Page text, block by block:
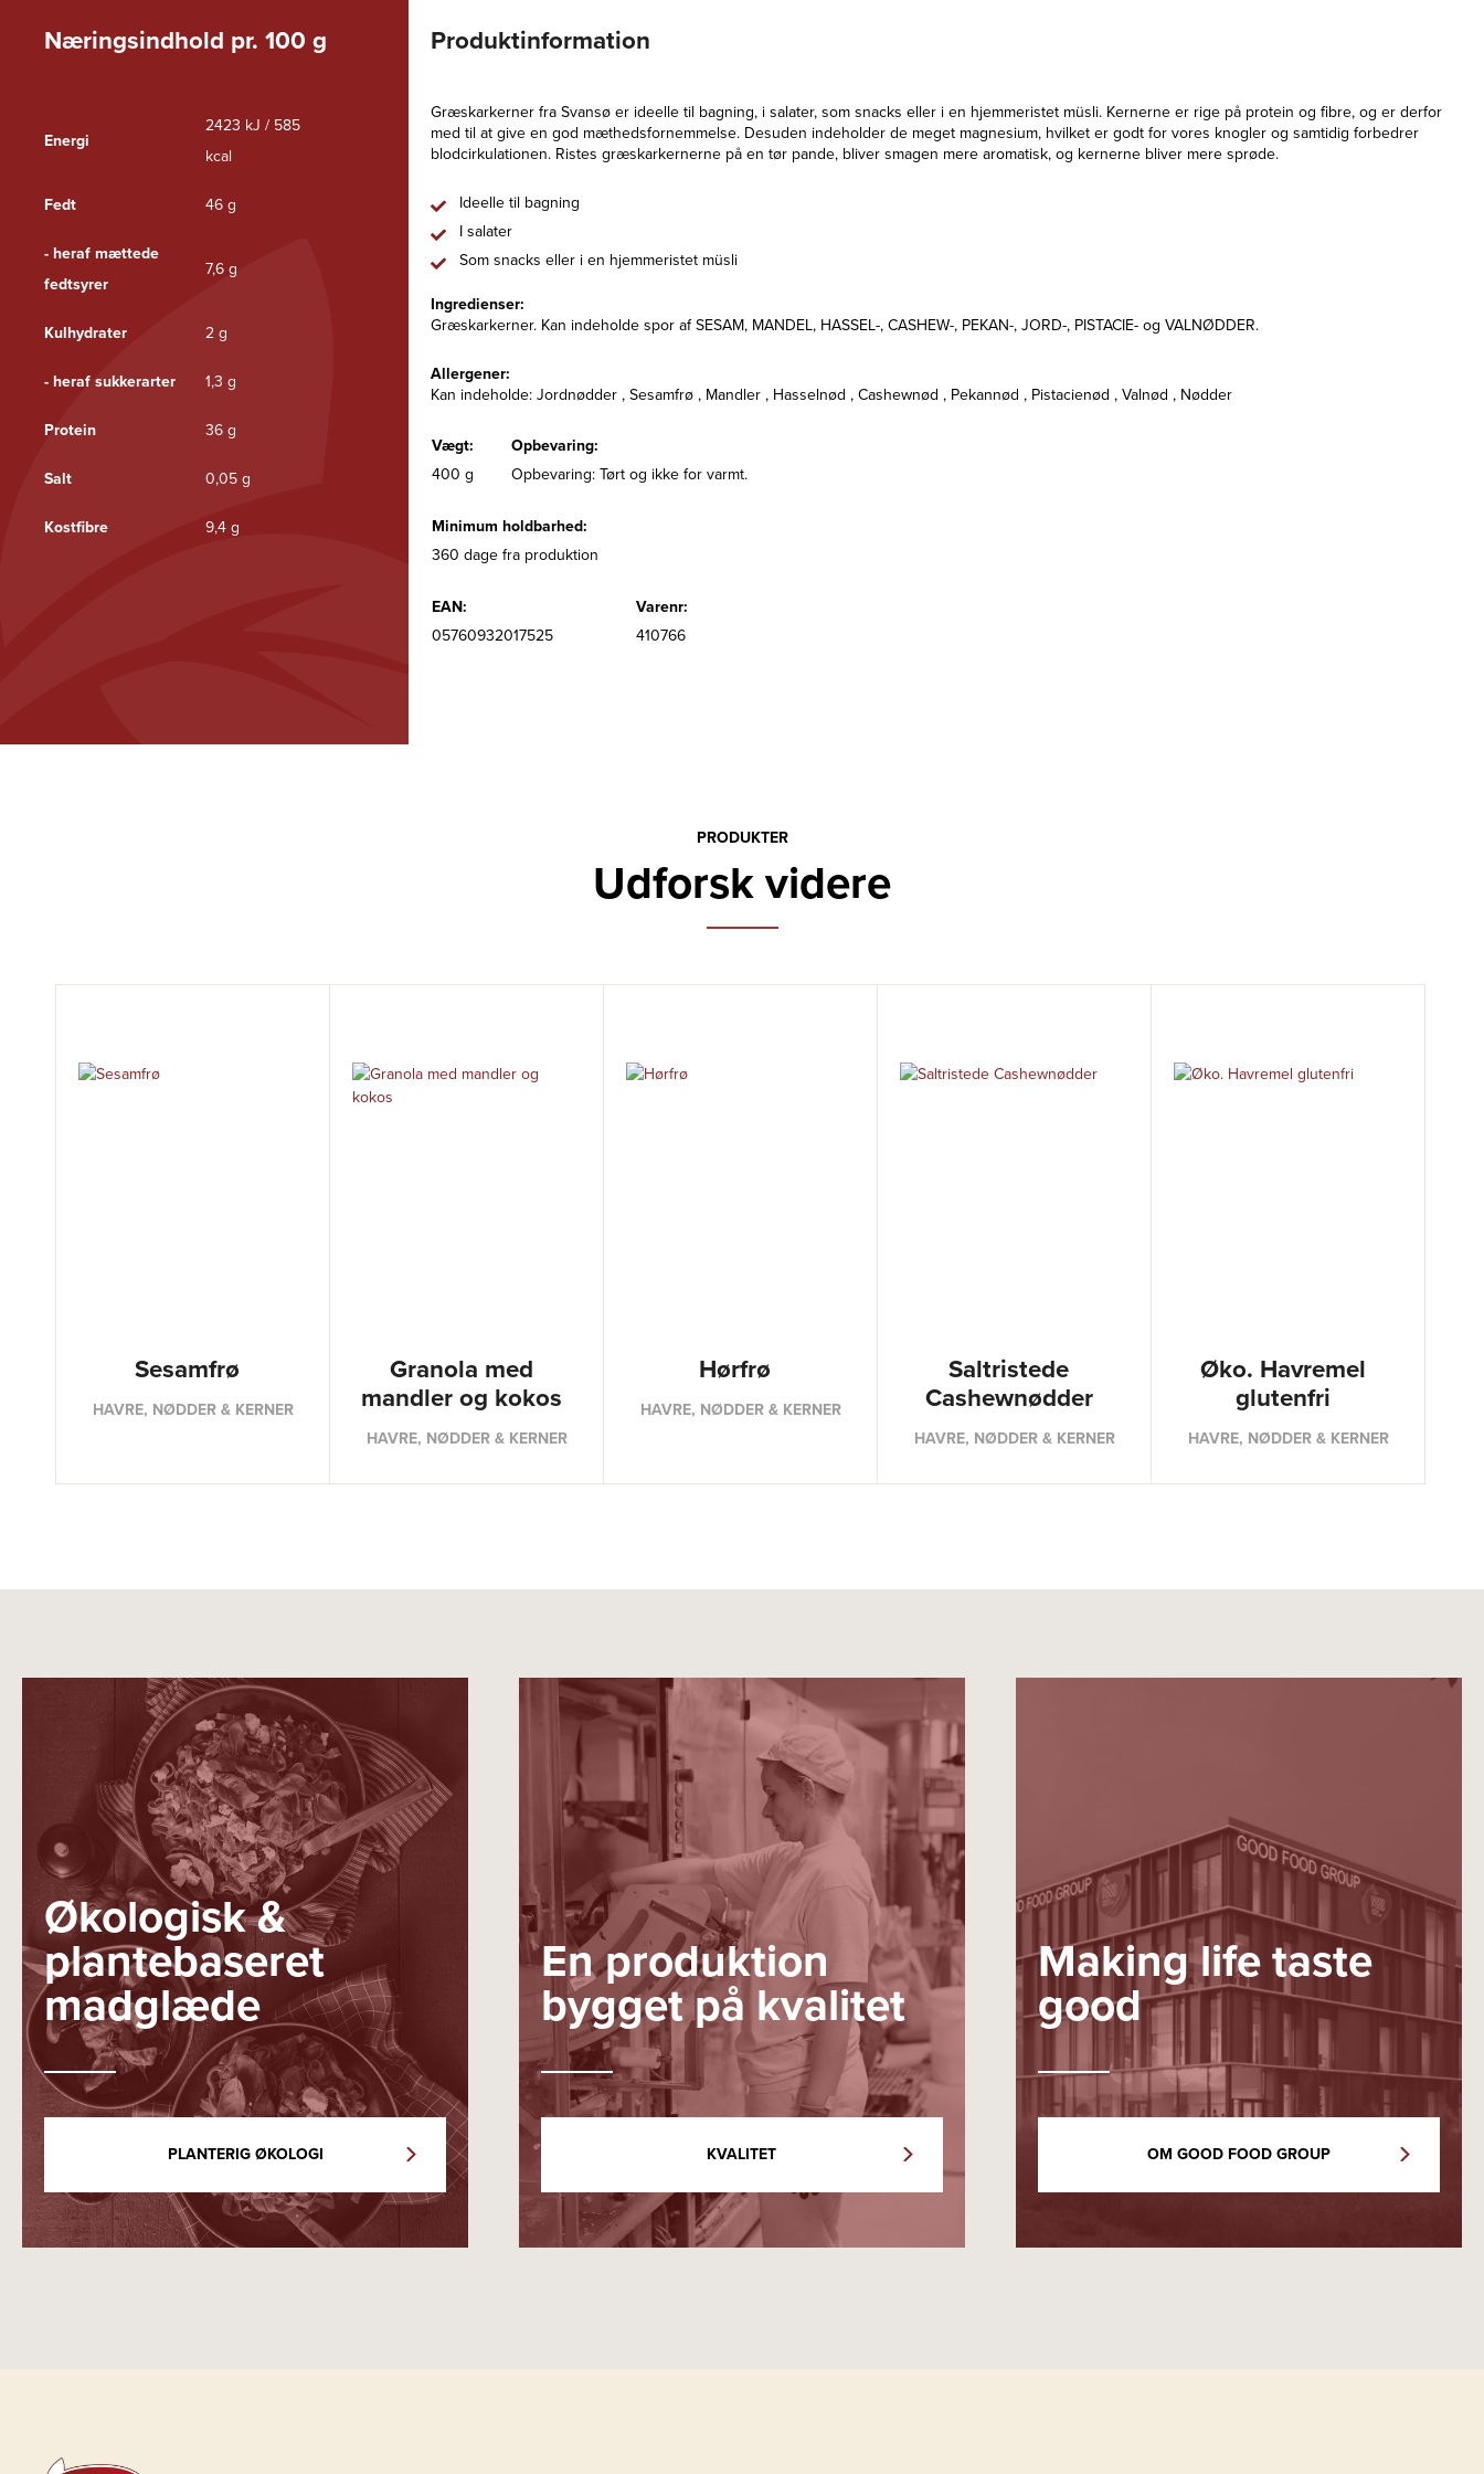
Næringsindhold pr. 100 g
Energi
2423 kJ / 585
kcal
Fedt 46 g
- heraf mættede
fedtsyrer
7,6 g
Kulhydrater 2 g
- heraf sukkerarter 1,3 g
Protein 36 g
Salt 0,05 g
Kostfibre 9,4 g
Produktinformation
Græskarkerner fra Svansø er ideelle til bagning, i salater, som snacks eller i en hjemmeristet müsli. Kernerne er rige på protein og fibre, og er derfor
med til at give en god mæthedsfornemmelse. Desuden indeholder de meget magnesium, hvilket er godt for vores knogler og samtidig forbedrer
blodcirkulationen. Ristes græskarkernerne på en tør pande, bliver smagen mere aromatisk, og kernerne bliver mere sprøde.
Ideelle til bagning
I salater
Som snacks eller i en hjemmeristet müsli
Ingredienser:
Græskarkerner. Kan indeholde spor af SESAM, MANDEL, HASSEL-, CASHEW-, PEKAN-, JORD-, PISTACIE- og VALNØDDER.
Allergener:
Kan indeholde: Jordnødder , Sesamfrø , Mandler , Hasselnød , Cashewnød , Pekannød , Pistacienød , Valnød , Nødder
Vægt:
Opbevaring:
400 g
Opbevaring: Tørt og ikke for varmt.
Minimum holdbarhed:
360 dage fra produktion
EAN:
Varenr:
05760932017525
410766
PRODUKTER
Udforsk videre
Sesamfrø
HAVRE, NØDDER & KERNER
Granola med
mandler og kokos
HAVRE, NØDDER & KERNER
Hørfrø
HAVRE, NØDDER & KERNER
Saltristede
Cashewnødder
HAVRE, NØDDER & KERNER
Øko. Havremel
glutenfri
HAVRE, NØDDER & KERNER
Økologisk &
plantebaseret
madglæde
PLANTERIG ØKOLOGI
En produktion
bygget på kvalitet
KVALITET
Making life taste
good
OM GOOD FOOD GROUP